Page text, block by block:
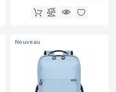
Nouveau